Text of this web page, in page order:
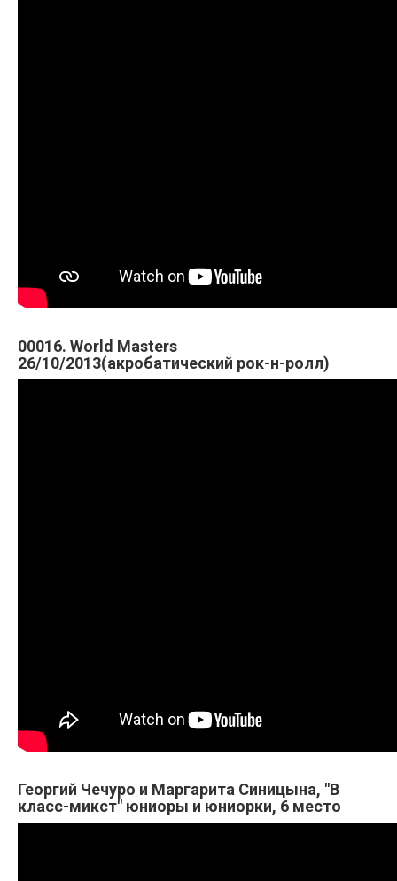
00016. World Masters
26/10/2013(акробатический рок-н-ролл)
Георгий Чечуро и Маргарита Синицына, "B
класс-микст" юниоры и юниорки, 6 место